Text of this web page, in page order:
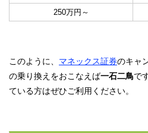
250万円～
このように、 マネックス証券のキャ
の乗り換えをおこなえば一石二鳥で
ている方はぜひご利用ください。